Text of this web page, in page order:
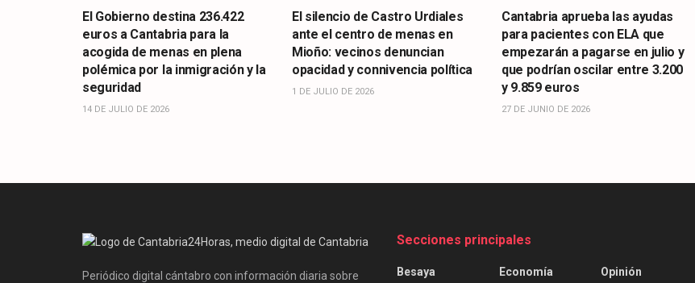
El Gobierno destina 236.422
euros a Cantabria para la
acogida de menas en plena
polémica por la inmigración y la
seguridad
14 DE JULIO DE 2026
El silencio de Castro Urdiales
ante el centro de menas en
Mioño: vecinos denuncian
opacidad y connivencia política
1 DE JULIO DE 2026
Cantabria aprueba las ayudas
para pacientes con ELA que
empezarán a pagarse en julio y
que podrían oscilar entre 3.200
y 9.859 euros
27 DE JUNIO DE 2026
Periódico digital cántabro con información diaria sobre
Secciones principales
Besaya
Economía
Opinión